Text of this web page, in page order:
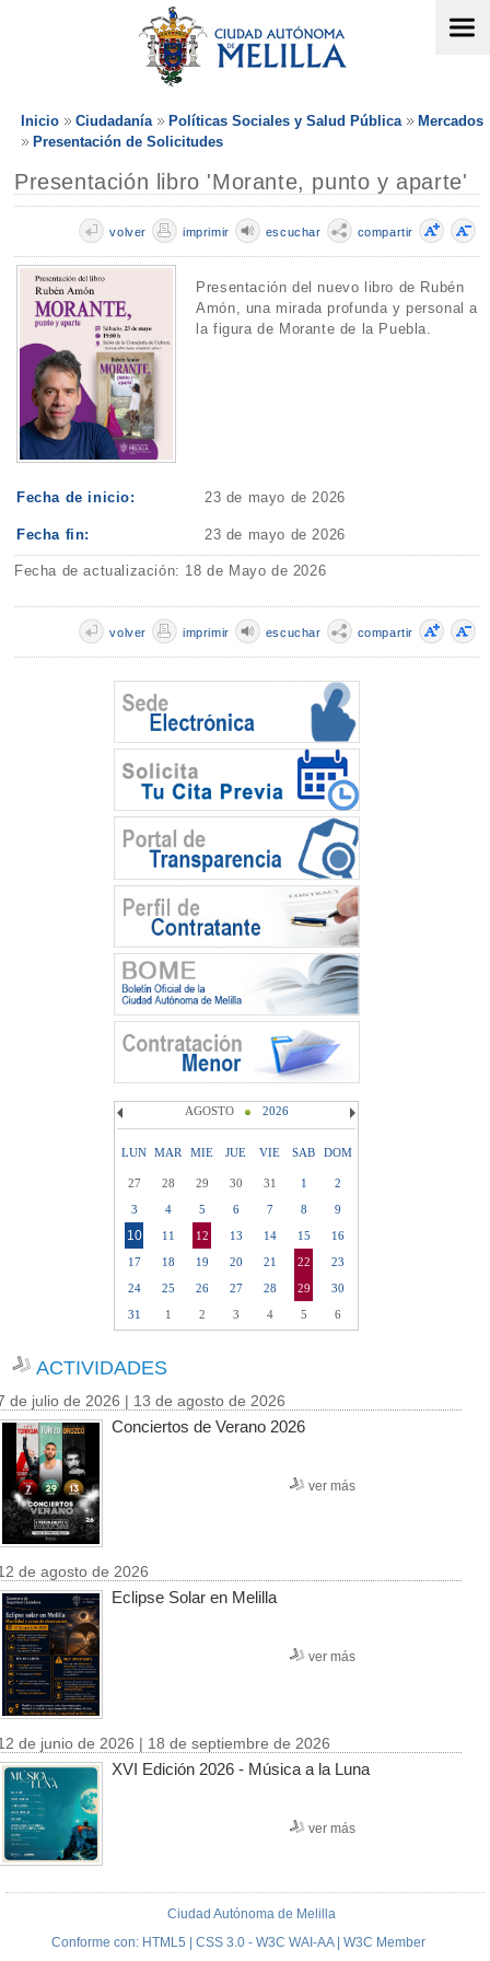
Inicio Ciudadanía Políticas Sociales y Salud Pública
Mercados
Presentación de Solicitudes
Presentación libro 'Morante, punto y aparte'
compartir
escuchar
imprimir
volver
Presentación del nuevo libro de Rubén
Amón, una mirada profunda y personal a
la figura de Morante de la Puebla.
Fecha de inicio: 23 de mayo de 2026
Fecha fin: 23 de mayo de 2026
Fecha de actualización: 18 de Mayo de 2026
compartir
escuchar
imprimir
volver
AGOSTO 2026
LUN MAR MIE JUE VIE SAB DOM
27 28 29 30 31 1
2
3
4 5 6 7 8 9
10 11 12 13 14 15
16
17
18 19 20 21 22
23
24
25 26 27 28 29
30
31
1 2 3 4 5 6
ACTIVIDADES
de julio de 2026 | 13 de agosto de 2026
Conciertos de Verano 2026
ver más
de agosto de 2026
Eclipse Solar en Melilla
ver más
de junio de 2026 | 18 de septiembre de 2026
XVI Edición 2026 - Música a la Luna
ver más
Ciudad Autónoma de Melilla
Conforme con: HTML5 | CSS 3.0 - W3C WAI-AA | W3C Member